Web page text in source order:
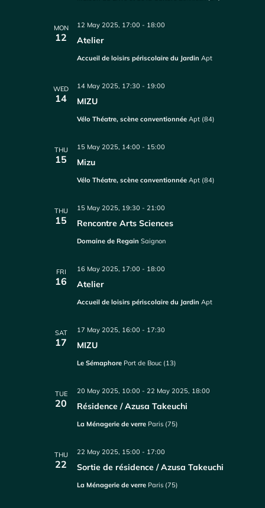
MON
12 Atelier
12 May 2025, 17:00 - 18:00
Accueil de loisirs périscolaire du JardinApt
WED
14 MIZU
14 May 2025, 17:30 - 19:00
Vélo Théatre, scène conventionnéeApt (84)
THU
15 Mizu
15 May 2025, 14:00 - 15:00
Vélo Théatre, scène conventionnéeApt (84)
THU
15 Rencontre Arts Sciences
15 May 2025, 19:30 -21:00
Domaine de RegainSaignon
FRI
16 Atelier
16 May 2025, 17:00 - 18:00
Accueil de loisirs périscolaire du JardinApt
SAT
17 MIZU
17 May 2025, 16:00 - 17:30
Le Sémaphore Port de Bouc (13)
TUE
20 Résidence / Azusa Takeuchi
20 May 2025, 10:00 -22 May 2025, 18:00
La Ménagerie de verre Paris (75)
THU
22 Sortie de résidence / Azusa Takeuchi
22 May 2025, 15:00 - 17:00
La Ménagerie de verre Paris (75)